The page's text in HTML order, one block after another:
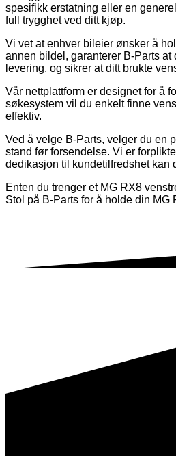
spesifikk erstatning eller en
full trygghet ved ditt kjøp.
Vi vet at enhver bileier ønsker å
annen bildel, garanterer B-Parts
levering, og sikrer at ditt brukte
Vår nettplattform er designet for å
søkesystem vil du enkelt finne
effektiv.
Ved å velge B-Parts, velger du en
stand før forsendelse. Vi er
dedikasjon til kundetilfredshet kan
Enten du trenger et MG RX8
Stol på B-Parts for å holde din